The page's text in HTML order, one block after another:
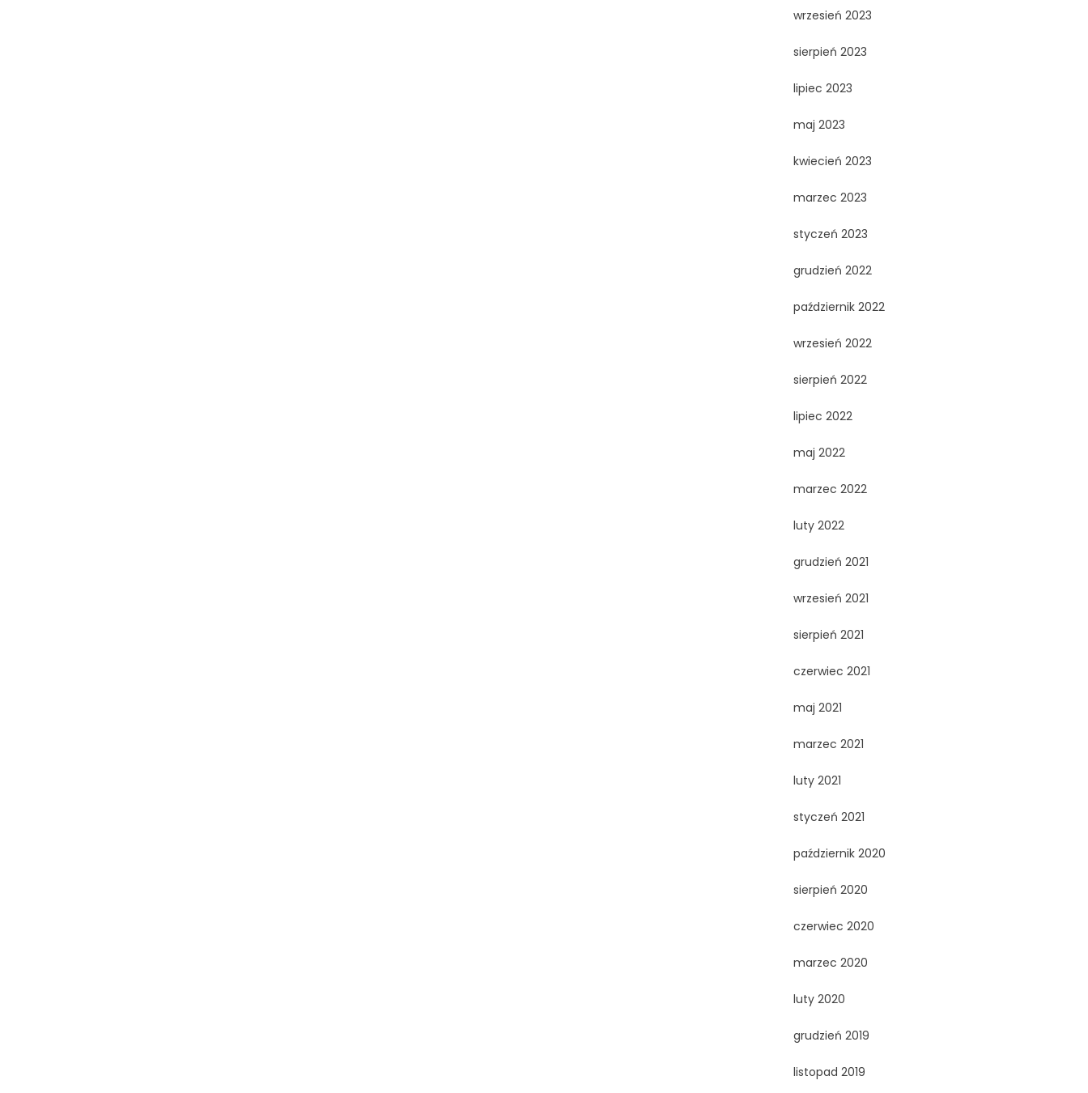
wrzesień 2023
sierpień 2023
lipiec 2023
maj 2023
kwiecień 2023
marzec 2023
styczeń 2023
grudzień 2022
październik 2022
wrzesień 2022
sierpień 2022
lipiec 2022
maj 2022
marzec 2022
luty 2022
grudzień 2021
wrzesień 2021
sierpień 2021
czerwiec 2021
maj 2021
marzec 2021
luty 2021
styczeń 2021
październik 2020
sierpień 2020
czerwiec 2020
marzec 2020
luty 2020
grudzień 2019
listopad 2019